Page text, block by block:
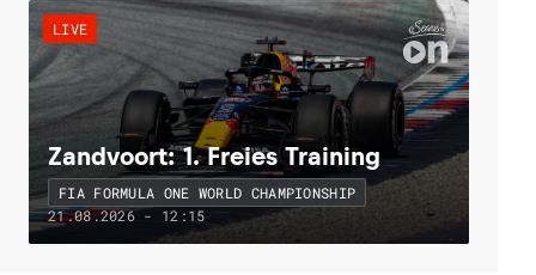
LIVE
Zandvoort: 1. Freies Training
FIA FORMULA ONE WORLD CHAMPIONSHIP
21.08.2026 - 12:15